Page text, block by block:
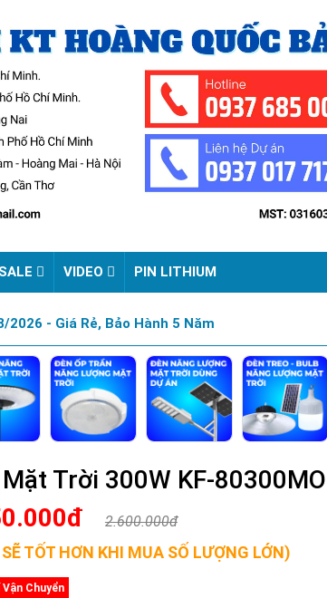
VIDEO PIN LITHIUM
- Giá Rẻ, Bảo Hành 5 Năm
Trời 300W KF-
2.600.000đ
TỐT HƠN KHI MUA SỐ LƯỢNG LỚN)
Vận Chuyển